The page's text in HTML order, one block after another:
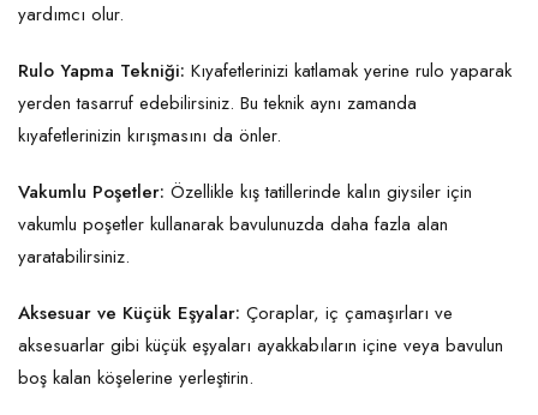
yardımcı olur.
Rulo Yapma Tekniği: Kıyafetlerinizi katlamak yerine rulo yaparak
yerden tasarruf edebilirsiniz. Bu teknik aynı zamanda
kıyafetlerinizin kırışmasını da önler.
Vakumlu Poşetler: Özellikle kış tatillerinde kalın giysiler için
vakumlu poşetler kullanarak bavulunuzda daha fazla alan
yaratabilirsiniz.
Aksesuar ve Küçük Eşyalar: Çoraplar, iç çamaşırları ve
aksesuarlar gibi küçük eşyaları ayakkabıların içine veya bavulun
boş kalan köşelerine yerleştirin.